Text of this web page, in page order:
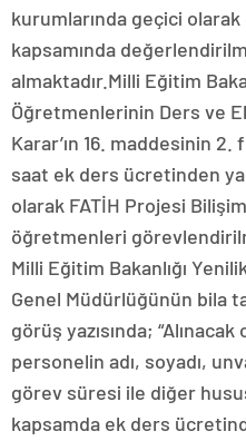
kurumlarında geçici
kapsamında
almaktadır.Milli Eğitim
Öğretmenlerinin Ders ve
Karar’ın 16. maddesinin 2.
saat ek ders ücretinden
olarak FATİH Projesi
öğretmenleri
Milli Eğitim Bakanlığı
Genel Müdürlüğünün bila
görüş yazısında;
personelin adı, soyadı,
görev süresi ile diğer
kapsamda ek ders